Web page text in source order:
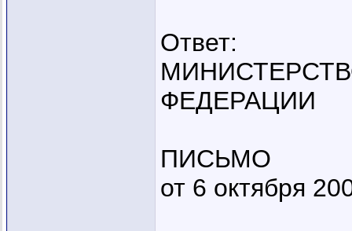
Ответ:
ФЕДЕРАЦИИ
ПИСЬМО
от 6 октября